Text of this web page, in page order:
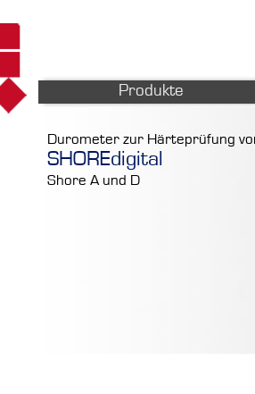
Produkte
Durometer zur Härteprüfung
SHOREdigital
Shore A und D